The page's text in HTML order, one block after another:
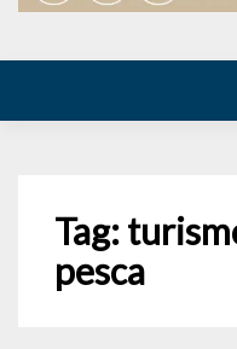
Tag:
pesca